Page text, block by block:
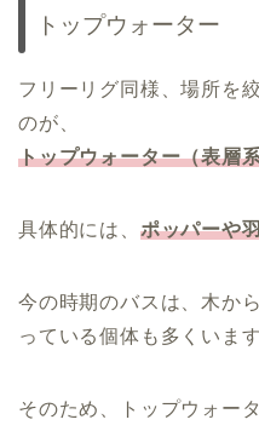
トップウォーター
フリーリグ同様、場所を
のが、
トップウォーター（表層
具体的には、 ポッパーや
今の時期のバスは、木か
っている個体も多くいます
そのため、トップウォー